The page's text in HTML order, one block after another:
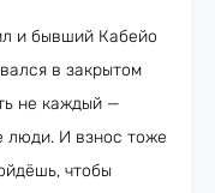
и бывший Кабейо
в закрытом
не каждый —
люди. И взнос тоже
чтобы